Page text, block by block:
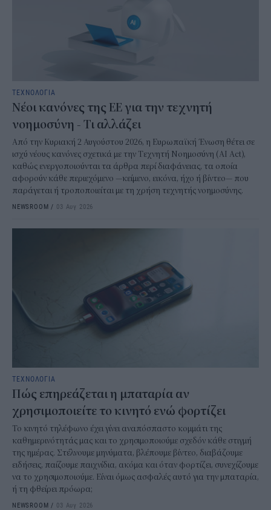
ΤΕΧΝΟΛΟΓΙΑ
Νέοι κανόνες της ΕΕ για την τεχνητή
νοημοσύνη - Τι αλλάζει
Από την Κυριακή 2 Αυγούστου 2026, η Ευρωπαϊκή Ένωση θέτει σε
ισχύ νέους κανόνες σχετικά με την Τεχνητή Νοημοσύνη (AI Act),
καθώς ενεργοποιούνται τα άρθρα περί διαφάνειας, τα οποία
αφορούν κάθε περιεχόμενο —κείμενο, εικόνα, ήχο ή βίντεο— που
παράγεται ή τροποποιείται με τη χρήση τεχνητής νοημοσύνης.
NEWSROOM / 03 Αυγ 2026
ΤΕΧΝΟΛΟΓΙΑ
Πώς επηρεάζεται η μπαταρία αν
χρησιμοποιείτε το κινητό ενώ φορτίζει
Το κινητό τηλέφωνο έχει γίνει αναπόσπαστο κομμάτι της
καθημερινότητάς μας και το χρησιμοποιούμε σχεδόν κάθε στιγμή
της ημέρας. Στέλνουμε μηνύματα, βλέπουμε βίντεο, διαβάζουμε
ειδήσεις, παίζουμε παιχνίδια, ακόμα και όταν φορτίζει, συνεχίζουμε
να το χρησιμοποιούμε. Είναι όμως ασφαλές αυτό για την μπαταρία,
ή τη φθείρει πρόωρα;
NEWSROOM / 03 Αυγ 2026